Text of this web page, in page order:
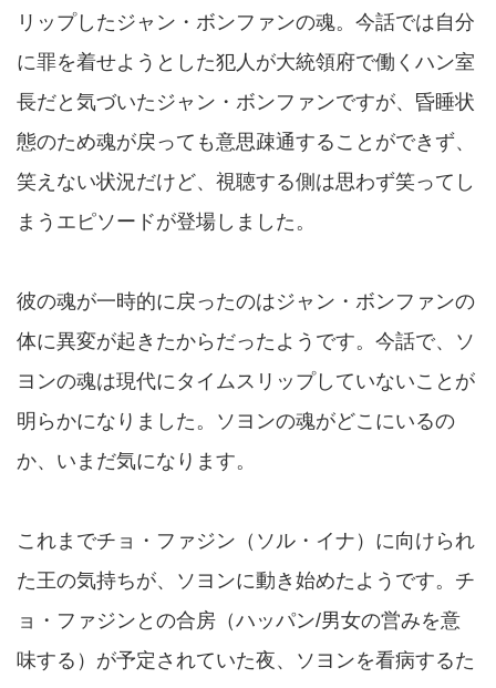
リップしたジャン・ボンファンの魂。今話では自分
に罪を着せようとした犯人が大統領府で働くハン室
長だと気づいたジャン・ボンファンですが、昏睡状
態のため魂が戻っても意思疎通することができず、
笑えない状況だけど、視聴する側は思わず笑ってし
まうエピソードが登場しました。
彼の魂が一時的に戻ったのはジャン・ボンファンの
体に異変が起きたからだったようです。今話で、ソ
ヨンの魂は現代にタイムスリップしていないことが
明らかになりました。ソヨンの魂がどこにいるの
か、いまだ気になります。
これまでチョ・ファジン（ソル・イナ）に向けられ
た王の気持ちが、ソヨンに動き始めたようです。チ
ョ・ファジンとの合房（ハッパン/男女の営みを意
味する）が予定されていた夜、ソヨンを看病するた